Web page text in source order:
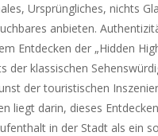
Ursprüngliches, nichts
anbieten.
Entdecken der „Hidden
der klassischen
der touristischen
liegt darin, dieses
in der Stadt als ein